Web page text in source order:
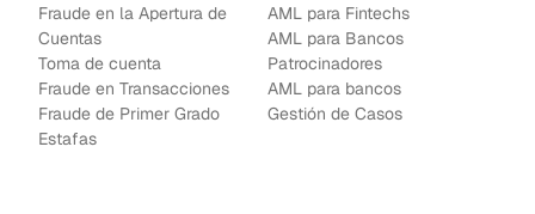
Fraude en la Apertura de
Cuentas
Toma de cuenta
Fraude en Transacciones
Fraude de Primer Grado
Estafas
AML para Fintechs
AML para Bancos
Patrocinadores
AML para bancos
Gestión de Casos